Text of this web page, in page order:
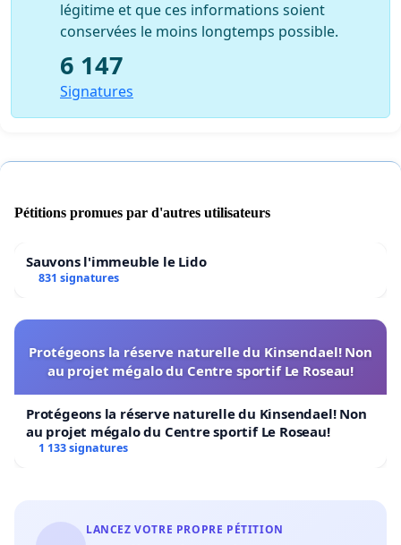
légitime et que ces informations soient
conservées le moins longtemps possible.
6 147
Signatures
Pétitions promues par d'autres utilisateurs
Sauvons l'immeuble le Lido
831 signatures
Protégeons la réserve naturelle du Kinsendael! Non
au projet mégalo du Centre sportif Le Roseau!
Protégeons la réserve naturelle du Kinsendael! Non
au projet mégalo du Centre sportif Le Roseau!
1 133 signatures
LANCEZ VOTRE PROPRE PÉTITION